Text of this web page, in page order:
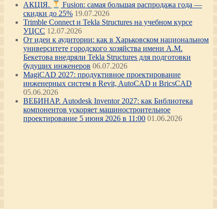
АКЦІЯ.
Fusion: самая большая распродажа года —
скидки до 25% 19.07.2026
Trimble Connect и Tekla Structures на учебном курсе
УЦСС 12.07.2026
От идеи к аудитории: как в Харьковском национальном
университете городского хозяйства имени А.М.
Бекетова внедряли Tekla Structures для подготовки
будущих инженеров 06.07.2026
MagiCAD 2027: продуктивное проектирование
инженерных систем в Revit, AutoCAD и BricsCAD
05.06.2026
ВЕБИНАР. Autodesk Inventor 2027: как Библиотека
компонентов ускоряет машиностроительное
проектирование 5 июня 2026 в 11:00 01.06.2026